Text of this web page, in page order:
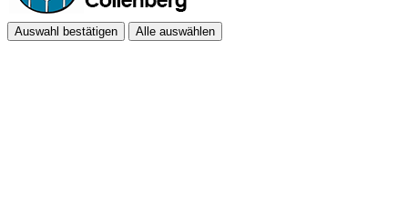
Auswahl bestätigen Alle auswählen